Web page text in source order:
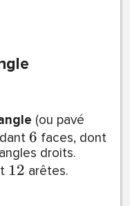
(ou pavé
6 faces, dont
droits.
12 arêtes.